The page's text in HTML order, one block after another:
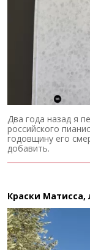
Два года назад я
российского
годовщину его
добавить.
Краски